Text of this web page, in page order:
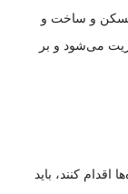
مسکن و ساخت و
می‌شود و بر
اقدام کنند، باید